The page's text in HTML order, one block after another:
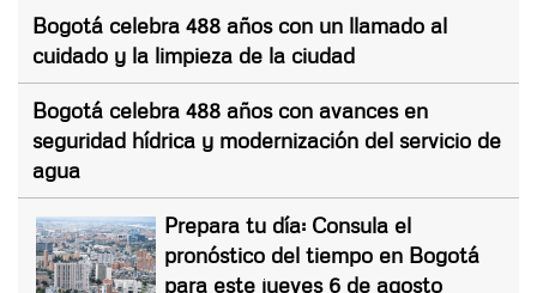
Bogotá celebra 488 años con un llamado al
cuidado y la limpieza de la ciudad
Bogotá celebra 488 años con avances en
seguridad hídrica y modernización del servicio de
agua
Prepara tu día: Consula el
pronóstico del tiempo en Bogotá
para este jueves 6 de agosto